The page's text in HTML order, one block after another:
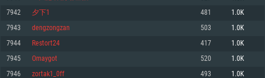
CONFIGURATION SYSTÈME REQUISE
7942 夕下1 481 1.0K
7943 dengzongzan 503 1.0K
7944 Restort24 417 1.0K
7945 Omaygot 520 1.0K
7946 zortak1_0ff 493 1.0K